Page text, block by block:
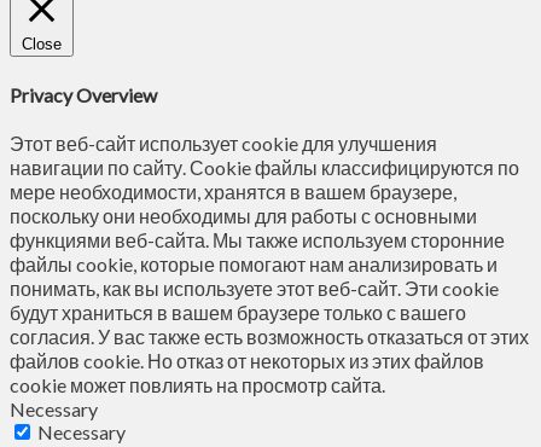
Close
Privacy Overview
Этот веб-сайт использует cookie для улучшения
навигации по сайту. Сookie файлы классифицируются по
мере необходимости, хранятся в вашем браузере,
поскольку они необходимы для работы с основными
функциями веб-сайта. Мы также используем сторонние
файлы cookie, которые помогают нам анализировать и
понимать, как вы используете этот веб-сайт. Эти cookie
будут храниться в вашем браузере только с вашего
согласия. У вас также есть возможность отказаться от этих
файлов cookie. Но отказ от некоторых из этих файлов
cookie может повлиять на просмотр сайта.
Necessary
Necessary